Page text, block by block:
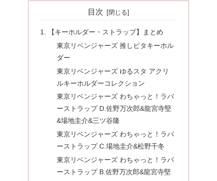
目次
【キーホルダー・ストラップ】まとめ
東京リベンジャーズ 推しピタキーホル
ダー
東京リベンジャーズ ゆるスタ アクリ
ルキーホルダーコレクション
東京リベンジャーズ わちゃっと！ラバ
ーストラップ D.佐野万次郎&龍宮寺堅
&場地圭介&三ツ谷隆
東京リベンジャーズ わちゃっと！ラバ
ーストラップ C.場地圭介&松野千冬
東京リベンジャーズ わちゃっと！ラバ
ーストラップ B.佐野万次郎&龍宮寺堅